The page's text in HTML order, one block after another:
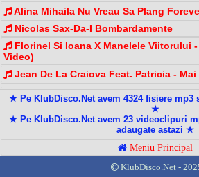
Alina Mihaila Nu Vreau Sa Plang
Nicolas Sax-Da-I Bombardamente
Florinel Si Ioana X Manelele Viitorului
Video)
Jean De La Craiova Feat. Patricia -
★ Pe KlubDisco.Net avem 4324 fisiere mp3
★
★ Pe KlubDisco.Net avem 23 videoclipuri
adaugate astazi ★
Meniu Principal
KlubDisco.Net -